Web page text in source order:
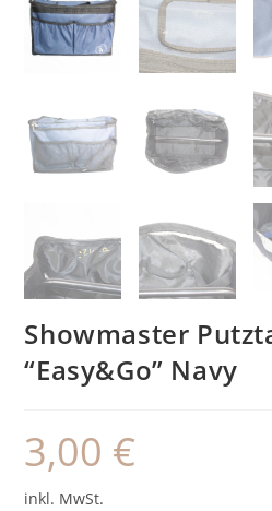
Showmaster
“Easy&Go” Navy
3,00 €
inkl. MwSt.